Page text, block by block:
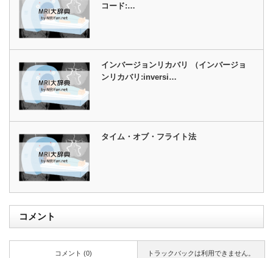
コード:…
インバージョンリカバリ （インバージョ
ンリカバリ:inversi…
タイム・オブ・フライト法
コメント
トラックバックは利用できません。
コメント (0)